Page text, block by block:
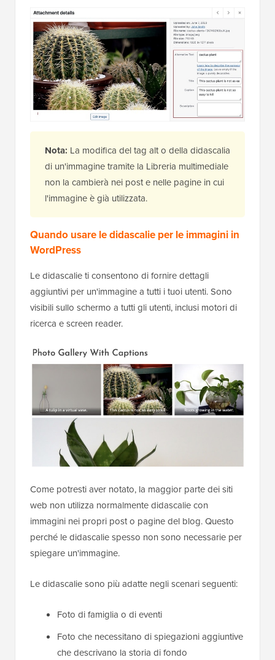
Nota: La modifica del tag alt o della didascalia
di un'immagine tramite la Libreria multimediale
non la cambierà nei post e nelle pagine in cui
l'immagine è già utilizzata.
Quando usare le didascalie per le immagini in
WordPress
Le didascalie ti consentono di fornire dettagli
aggiuntivi per un'immagine a tutti i tuoi utenti. Sono
visibili sullo schermo a tutti gli utenti, inclusi motori di
ricerca e screen reader.
Come potresti aver notato, la maggior parte dei siti
web non utilizza normalmente didascalie con
immagini nei propri post o pagine del blog. Questo
perché le didascalie spesso non sono necessarie per
spiegare un'immagine.
Le didascalie sono più adatte negli scenari seguenti:
Foto di famiglia o di eventi
Foto che necessitano di spiegazioni aggiuntive
che descrivano la storia di fondo